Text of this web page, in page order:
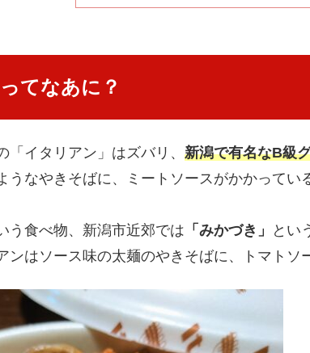
てなあに？
「イタリアン」はズバリ、 新潟で有名なB級
うなやきそばに、ミートソースがかかってい
う食べ物、新潟市近郊では 「みかづき」
とい
ンはソース味の太麺のやきそばに、トマトソ